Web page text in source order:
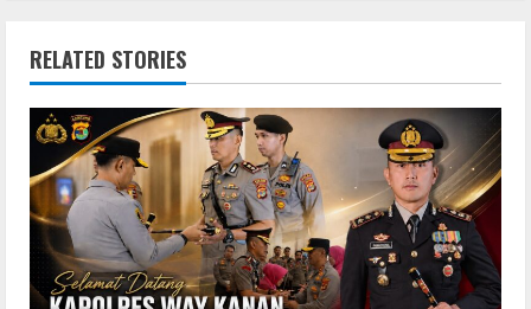
RELATED STORIES